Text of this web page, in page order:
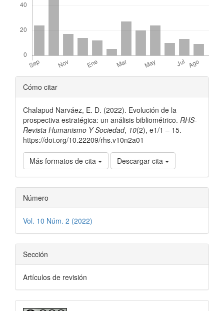
Detalles
del
artículo
Cómo citar
Chalapud Narváez, E. D. (2022). Evolución de la
prospectiva estratégica: un análisis bibliométrico. RHS-
Revista Humanismo Y Sociedad, 10(2), e1/1 – 15.
https://doi.org/10.22209/rhs.v10n2a01
Más formatos de cita Descargar cita
Número
Vol. 10 Núm. 2 (2022)
Sección
Artículos de revisión